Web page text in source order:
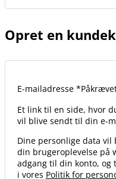
Opret en
E-mailadresse *
Et link til en side, hvor
vil blive sendt til din e-
Dine personlige data
din brugeroplevelse på
adgang til din konto, og
i vores Politik for